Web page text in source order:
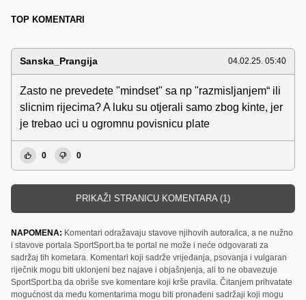
TOP KOMENTARI
Sanska_Prangija 04.02.25. 05:40
Zasto ne prevedete "mindset" sa np "razmisljanjem“ ili
slicnim rijecima? A luku su otjerali samo zbog kinte, jer
je trebao uci u ogromnu povisnicu plate
0 0
PRIKAŽI STRANICU KOMENTARA (1)
NAPOMENA: Komentari odražavaju stavove njihovih autora/ica, a ne nužno
i stavove portala SportSport.ba te portal ne može i neće odgovarati za
sadržaj tih kometara. Komentari koji sadrže vrijeđanja, psovanja i vulgaran
riječnik mogu biti uklonjeni bez najave i objašnjenja, ali to ne obavezuje
SportSport.ba da obriše sve komentare koji krše pravila. Čitanjem prihvatate
mogućnost da među komentarima mogu biti pronađeni sadržaji koji mogu